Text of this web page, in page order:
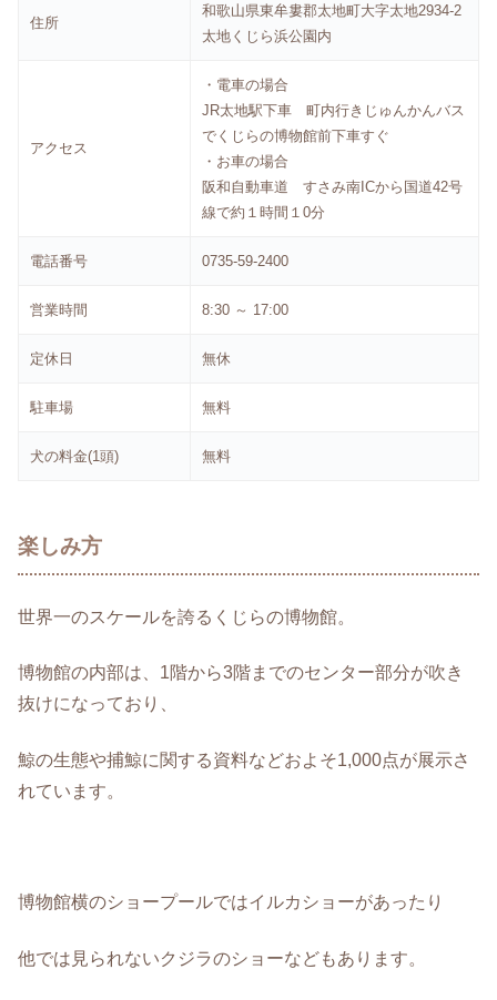
住所
和歌山県東牟婁郡太地町大字太地2934-2
太地くじら浜公園内
アクセス
・電車の場合
JR太地駅下車 町内行きじゅんかんバス
でくじらの博物館前下車すぐ
・お車の場合
阪和自動車道 すさみ南ICから国道42号
線で約１時間１0分
電話番号 0735-59-2400
営業時間 8:30 ～ 17:00
定休日 無休
駐車場 無料
犬の料金(1頭) 無料
楽しみ方
世界一のスケールを誇るくじらの博物館。
博物館の内部は、1階から3階までのセンター部分が吹き
抜けになっており、
鯨の生態や捕鯨に関する資料などおよそ1,000点が展示さ
れています。
博物館横のショープールではイルカショーがあったり
他では見られないクジラのショーなどもあります。